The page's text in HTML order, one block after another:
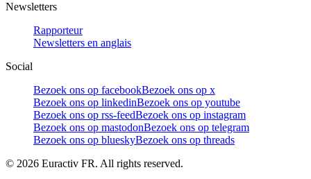
Newsletters
Rapporteur
Newsletters en anglais
Social
Bezoek ons op facebookBezoek ons op x
Bezoek ons op linkedinBezoek ons op youtube
Bezoek ons op rss-feedBezoek ons op instagram
Bezoek ons op mastodonBezoek ons op telegram
Bezoek ons op blueskyBezoek ons op threads
© 2026 Euractiv FR. All rights reserved.